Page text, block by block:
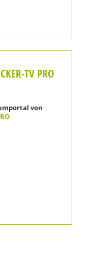
TV PRO
von